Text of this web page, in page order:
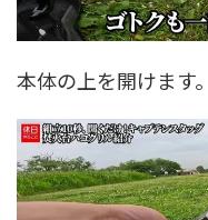
本体の上を開けます。